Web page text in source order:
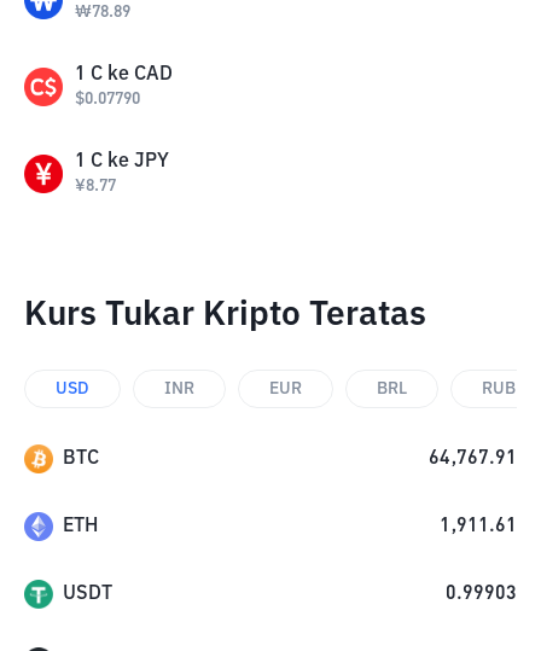
₩78.89
1 C ke CAD
$0.07790
1 C ke JPY
¥8.77
Kurs Tukar Kripto Teratas
USD INR EUR BRL RUB
BTC 64,767.91
ETH 1,911.61
USDT 0.99903